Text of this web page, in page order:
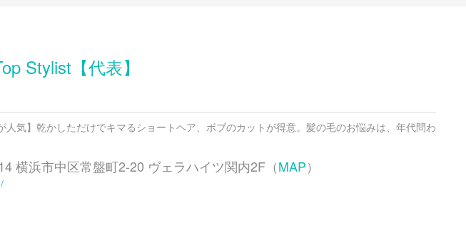
Stylist【代表】
人気】乾かしただけでキマるショートヘア、ボブのカットが得意。髪の毛のお悩みは、年代問わ
横浜市中区常盤町2-20 ヴェラハイツ関内2F（MAP）